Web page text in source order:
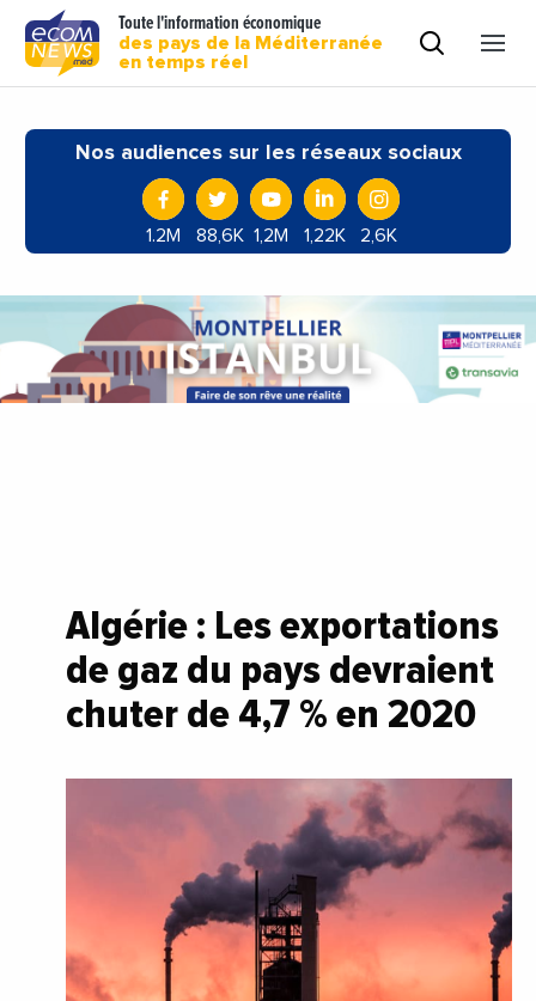
Toute l'information économique
des pays de la Méditerranée
en temps réel
Nos audiences sur les réseaux sociaux
1.2M 88,6K 1,2M 1,22K 2,6K
Algérie : Les exportations
de gaz du pays devraient
chuter de 4,7 % en 2020